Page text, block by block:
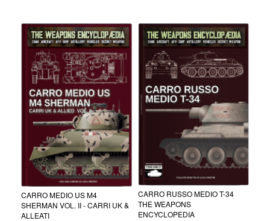
CARRO MEDIO US M4
SHERMAN VOL. II - CARRI UK &
ALLEATI
CARRO RUSSO MEDIO T-34
THE WEAPONS
ENCYCLOPEDIA